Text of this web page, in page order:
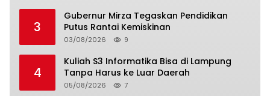
3
Gubernur Mirza Tegaskan Pendidikan
Putus Rantai Kemiskinan
03/08/2026 9
4
Kuliah S3 Informatika Bisa di Lampung
Tanpa Harus ke Luar Daerah
05/08/2026 7